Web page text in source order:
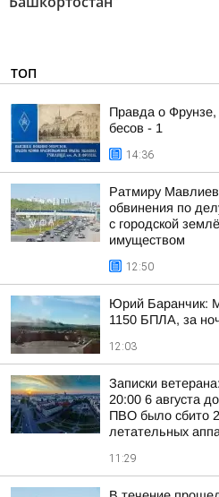
ТОП
Правда о
бесов - 1
14:36
Ратмиру
обвинения по
с городской
имуществом
12:50
Юрий Баранчик:
1150 БПЛА, за
12:03
Записки
20:00 6 августа
ПВО было сбито
летательных
11:29